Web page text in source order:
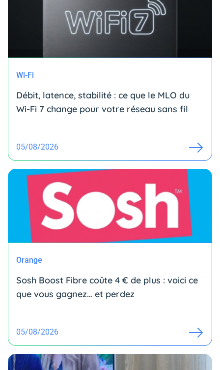
Wi-Fi
Débit, latence, stabilité : ce que le MLO du
Wi-Fi 7 change pour votre réseau sans fil
05/08/2026
Orange
Sosh Boost Fibre coûte 4 € de plus : voici ce
que vous gagnez… et perdez
05/08/2026